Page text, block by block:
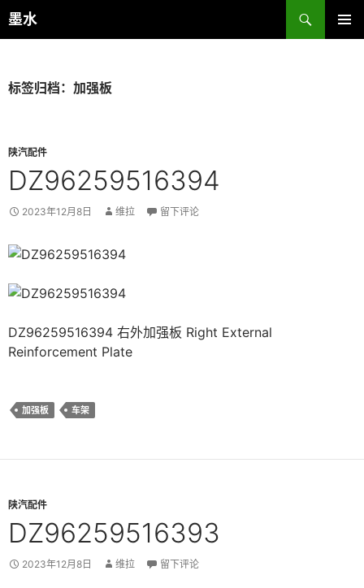
跳
至
墨水
搜
索
标签归档：加强板
陕汽配件
DZ96259516394
2023年12月8日 维拉 留下评论
DZ96259516394 右外加强板 Right External
Reinforcement Plate
加强板 车架
陕汽配件
DZ96259516393
2023年12月8日 维拉 留下评论